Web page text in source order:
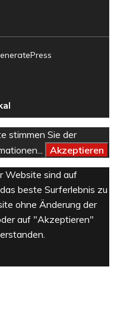
stimmen Sie der
Akzeptieren
Website sind auf
beste Surferlebnis zu
ohne Änderung der
auf "Akzeptieren"